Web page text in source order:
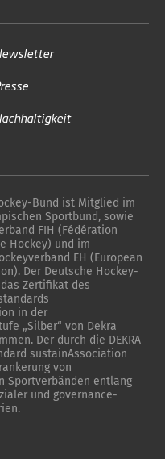
Bund ist Mitglied im
Sportbund, sowie
FIH (Fédération
Hockey) und im
EH (European
Der Deutsche Hockey-
Zertifikat des
in der
„Silber“ von Dekra
Der durch die DEKRA
sustainAssociation
von
Sportverbänden entlang
und governance-